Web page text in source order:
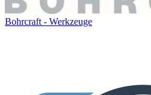
Bohrcraft - Werkzeuge